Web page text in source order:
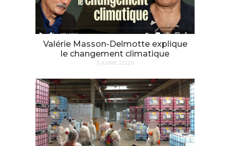
Valérie Masson-Delmotte explique
le changement climatique
3 juillet 2026